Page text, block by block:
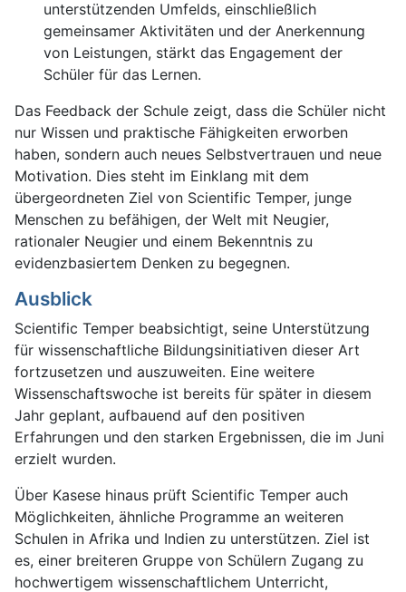
unterstützenden Umfelds, einschließlich
gemeinsamer Aktivitäten und der Anerkennung
von Leistungen, stärkt das Engagement der
Schüler für das Lernen.
Das Feedback der Schule zeigt, dass die Schüler nicht
nur Wissen und praktische Fähigkeiten erworben
haben, sondern auch neues Selbstvertrauen und neue
Motivation. Dies steht im Einklang mit dem
übergeordneten Ziel von Scientific Temper, junge
Menschen zu befähigen, der Welt mit Neugier,
rationaler Neugier und einem Bekenntnis zu
evidenzbasiertem Denken zu begegnen.
Ausblick
Scientific Temper beabsichtigt, seine Unterstützung
für wissenschaftliche Bildungsinitiativen dieser Art
fortzusetzen und auszuweiten. Eine weitere
Wissenschaftswoche ist bereits für später in diesem
Jahr geplant, aufbauend auf den positiven
Erfahrungen und den starken Ergebnissen, die im Juni
erzielt wurden.
Über Kasese hinaus prüft Scientific Temper auch
Möglichkeiten, ähnliche Programme an weiteren
Schulen in Afrika und Indien zu unterstützen. Ziel ist
es, einer breiteren Gruppe von Schülern Zugang zu
hochwertigem wissenschaftlichem Unterricht,